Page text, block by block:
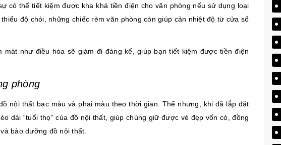
có thể tiết kiệm được kha khá tiền điện cho văn phòng nếu sử dụng loại
độ chói, những chiếc rèm văn phòng còn giúp cản nhiệt độ từ cửa sổ
như điều hòa sẽ giảm đi đáng kể, giúp bạn tiết kiệm được tiền điện
phòng
nội thất bạc màu và phai màu theo thời gian. Thế nhưng, khi đã lắp đặt
dài “tuổi thọ” của đồ nội thất, giúp chúng giữ được vẻ đẹp vốn có, đồng
bảo dưỡng đồ nội thất.